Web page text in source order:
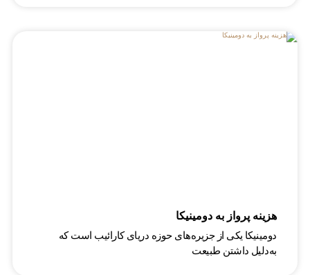
هزینه پرواز به دومینیکا
دومینیکا یکی از جزیره‌های حوزه دریای کارائیب است که
به‌دلیل داشتن طبیعت